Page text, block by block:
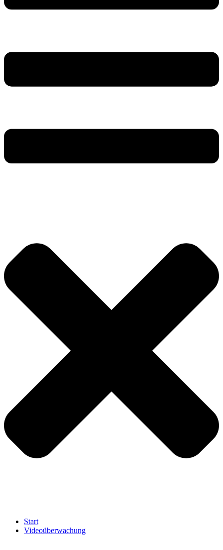
Start
Videoüberwachung